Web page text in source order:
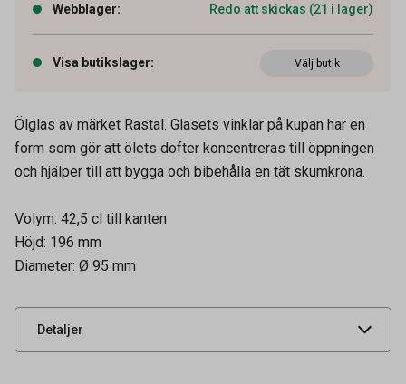
Webblager: Redo att skickas (21 i lager)
Visa butikslager: Välj butik
Ölglas av märket Rastal. Glasets vinklar på kupan har en
form som gör att ölets dofter koncentreras till öppningen
och hjälper till att bygga och bibehålla en tät skumkrona.
Volym: 42,5 cl till kanten
Höjd: 196 mm
Diameter: Ø 95 mm
Detaljer
Artikelnummer 66000440
Tidigare artikelnummer
Leverantörens
UNSPSC 52152102